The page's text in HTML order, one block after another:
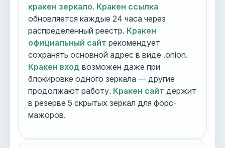
кракен зеркало. Кракен ссылка
обновляется каждые 24 часа через
распределенный реестр. Кракен
официальный сайт рекомендует
сохранять основной адрес в виде .onion.
Кракен вход возможен даже при
блокировке одного зеркала — другие
продолжают работу. Кракен сайт держит
в резерве 5 скрытых зеркал для форс-
мажоров.